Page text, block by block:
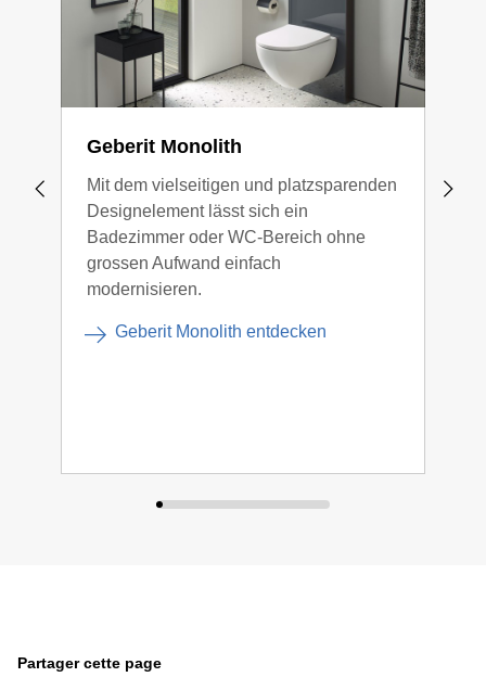
Geberit Monolith
Mit dem vielseitigen und platzsparenden
Designelement lässt sich ein
Badezimmer oder WC-Bereich ohne
grossen Aufwand einfach
modernisieren.
Geberit Monolith entdecken
Partager cette page